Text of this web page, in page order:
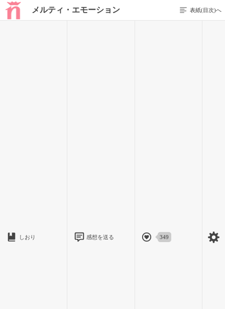
メルティ・エモーション 表紙(目次)へ
しおり 感想を送る 349
前のページを表示する
んだ。けれど、泣いたら灰慈くんに迷惑がかかるので絶対に泣